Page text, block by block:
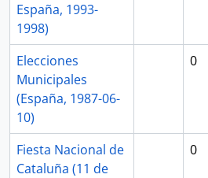
España, 1993-
1998)
Elecciones
Municipales
(España, 1987-06-
10)
0
Fiesta Nacional de
Cataluña (11 de
0